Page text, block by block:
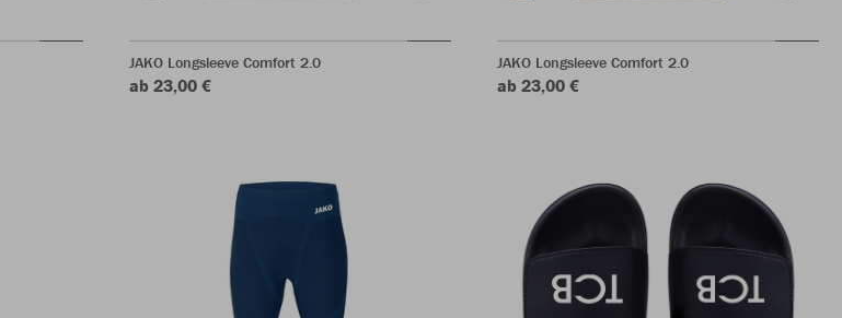
JAKO Longsleeve Comfort 2.0
ab 23,00 €
JAKO Longsleeve Comfort 2.0
ab 23,00 €